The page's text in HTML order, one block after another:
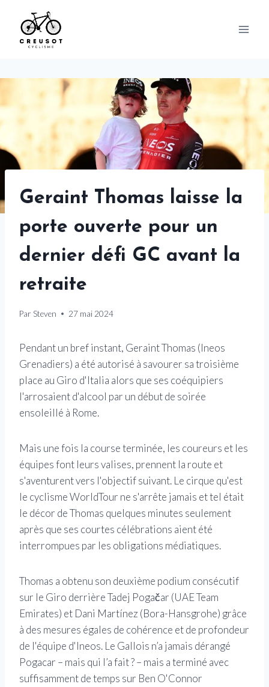
content
Geraint Thomas laisse la
porte ouverte pour un
dernier défi GC avant la
retraite
Par Steven 27 mai 2024
Pendant un bref instant, Geraint Thomas (Ineos
Grenadiers) a été autorisé à savourer sa troisième
place au Giro d'Italia alors que ses coéquipiers
l'arrosaient d'alcool par un début de soirée
ensoleillé à Rome.
Mais une fois la course terminée, les coureurs et les
équipes font leurs valises, prennent la route et
s'aventurent vers l'objectif suivant. Le cirque qu'est
le cyclisme WorldTour ne s'arrête jamais et tel était
le décor de Thomas quelques minutes seulement
après que ses courtes célébrations aient été
interrompues par les obligations médiatiques.
Thomas a obtenu son deuxième podium consécutif
sur le Giro derrière Tadej Pogačar (UAE Team
Emirates) et Dani Martínez (Bora-Hansgrohe) grâce
à des mesures égales de cohérence et de profondeur
de l'équipe d'Ineos. Le Gallois n’a jamais dérangé
Pogacar – mais qui l’a fait ? – mais a terminé avec
suffisamment de temps sur Ben O'Connor